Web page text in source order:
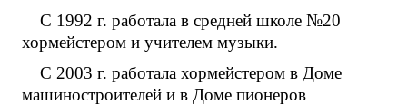
С 1992 г. работала в средней школе №20
хормейстером и учителем музыки.
С 2003 г. работала хормейстером в Доме
машиностроителей и в Доме пионеров